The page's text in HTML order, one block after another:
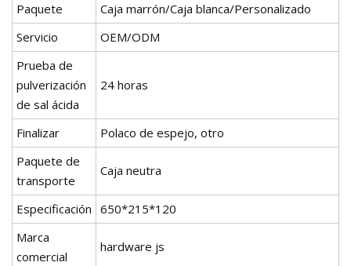
Paquete
Caja marrón/Caja blanca/Personalizado
Servicio
OEM/ODM
Prueba de
pulverización
de sal ácida
24 horas
Finalizar
Polaco de espejo, otro
Paquete de
transporte
Caja neutra
Especificación 650*215*120
Marca
comercial
hardware js